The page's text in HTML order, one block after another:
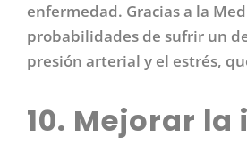
enfermedad. Gracias a la
probabilidades de sufrir un
presión arterial y el estrés,
10. Mejorar